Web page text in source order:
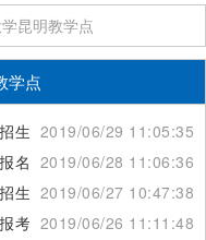
昆明教学点
学点
生计划表
2019/06/29 11:05:35
名需交2019/06/28 11:06:36
生电话2019/06/27 10:47:38
考须知2019/06/26 11:11:48